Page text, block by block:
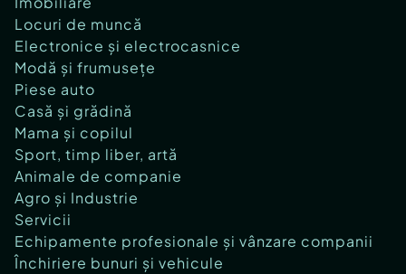
Locuri de muncă
Electronice și electrocasnice
Modă și frumusețe
Piese auto
Casă și grădină
Mama și copilul
Sport, timp liber, artă
Animale de companie
Agro și Industrie
Servicii
Echipamente profesionale și vânzare companii
Închiriere bunuri și vehicule